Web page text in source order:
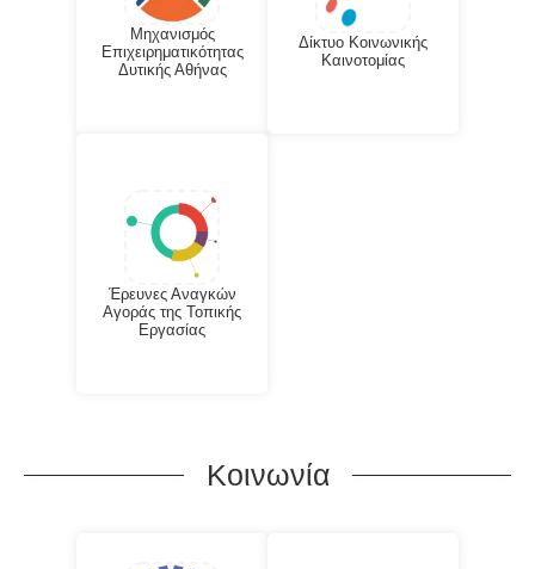
Μηχανισμός
Επιχειρηματικότητας
Δυτικής Αθήνας
Δίκτυο Κοινωνικής
Καινοτομίας
Έρευνες Αναγκών
Αγοράς της Τοπικής
Εργασίας
Κοινωνία